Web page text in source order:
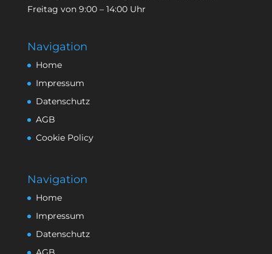
Freitag von 9:00 – 14:00 Uhr
Navigation
Home
Impressum
Datenschutz
AGB
Cookie Policy
Navigation
Home
Impressum
Datenschutz